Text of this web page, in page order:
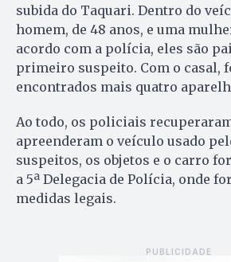
subida do Taquari. Dentro do
homem, de 48 anos, e uma
acordo com a polícia, eles são
primeiro suspeito. Com o casal,
encontrados mais quatro
Ao todo, os policiais
apreenderam o veículo usado
suspeitos, os objetos e o carro
a 5ª Delegacia de Polícia, onde
medidas legais.